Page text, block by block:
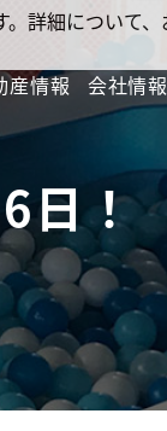
産情報 会社情報
日！
詳細について